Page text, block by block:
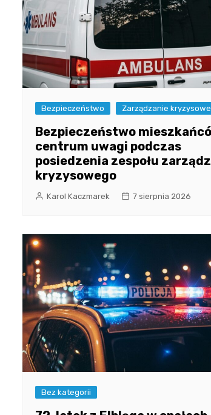
Bezpieczeństwo Zarządzanie kryzysowe
Bezpieczeństwo
centrum uwagi podczas
posiedzenia zespołu
kryzysowego
Karol Kaczmarek 7 sierpnia 2026
Bez kategorii